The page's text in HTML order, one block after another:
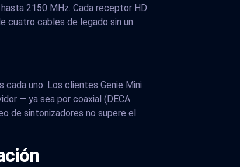
2150 MHz. Cada receptor HD
cuatro cables de legado sin un
cada uno. Los clientes Genie Mini
— ya sea por coaxial (DECA
de sintonizadores no supere el